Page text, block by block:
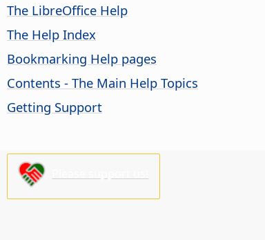
The LibreOffice Help
The Help Index
Bookmarking Help pages
Contents - The Main Help Topics
Getting Support